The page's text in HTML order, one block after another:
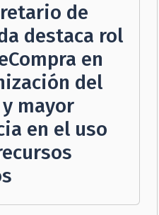
de
destaca rol
en
del
mayor
en el uso